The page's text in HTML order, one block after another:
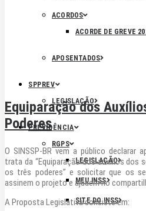
ACORDOS
ACORDE DE GREVE
APOSENTADOS
SPPREV
LEGISLAÇÃO
PREVIDÊNCIA
RGPS
LEGISLAÇÃO
MEU INSS
SITE DO INSS
Equiparação dos
Poderes
O SINSSP-BR vem a público declarar
trata da “Equiparação dos auxílios dos
os três poderes” e solicitar que os
assinem o projeto e ajudem no
A Proposta Legislativa consiste em: